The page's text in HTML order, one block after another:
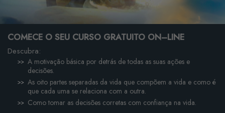
Video
COMECE O SEU CURSO GRATUITO ON–LINE
Descubra:
A motivação básica por detrás de todas as suas ações e
decisões.
As oito partes separadas da vida que compõem a vida e como é
que cada uma se relaciona com a outra.
Como tomar as decisões corretas com confiança na vida.